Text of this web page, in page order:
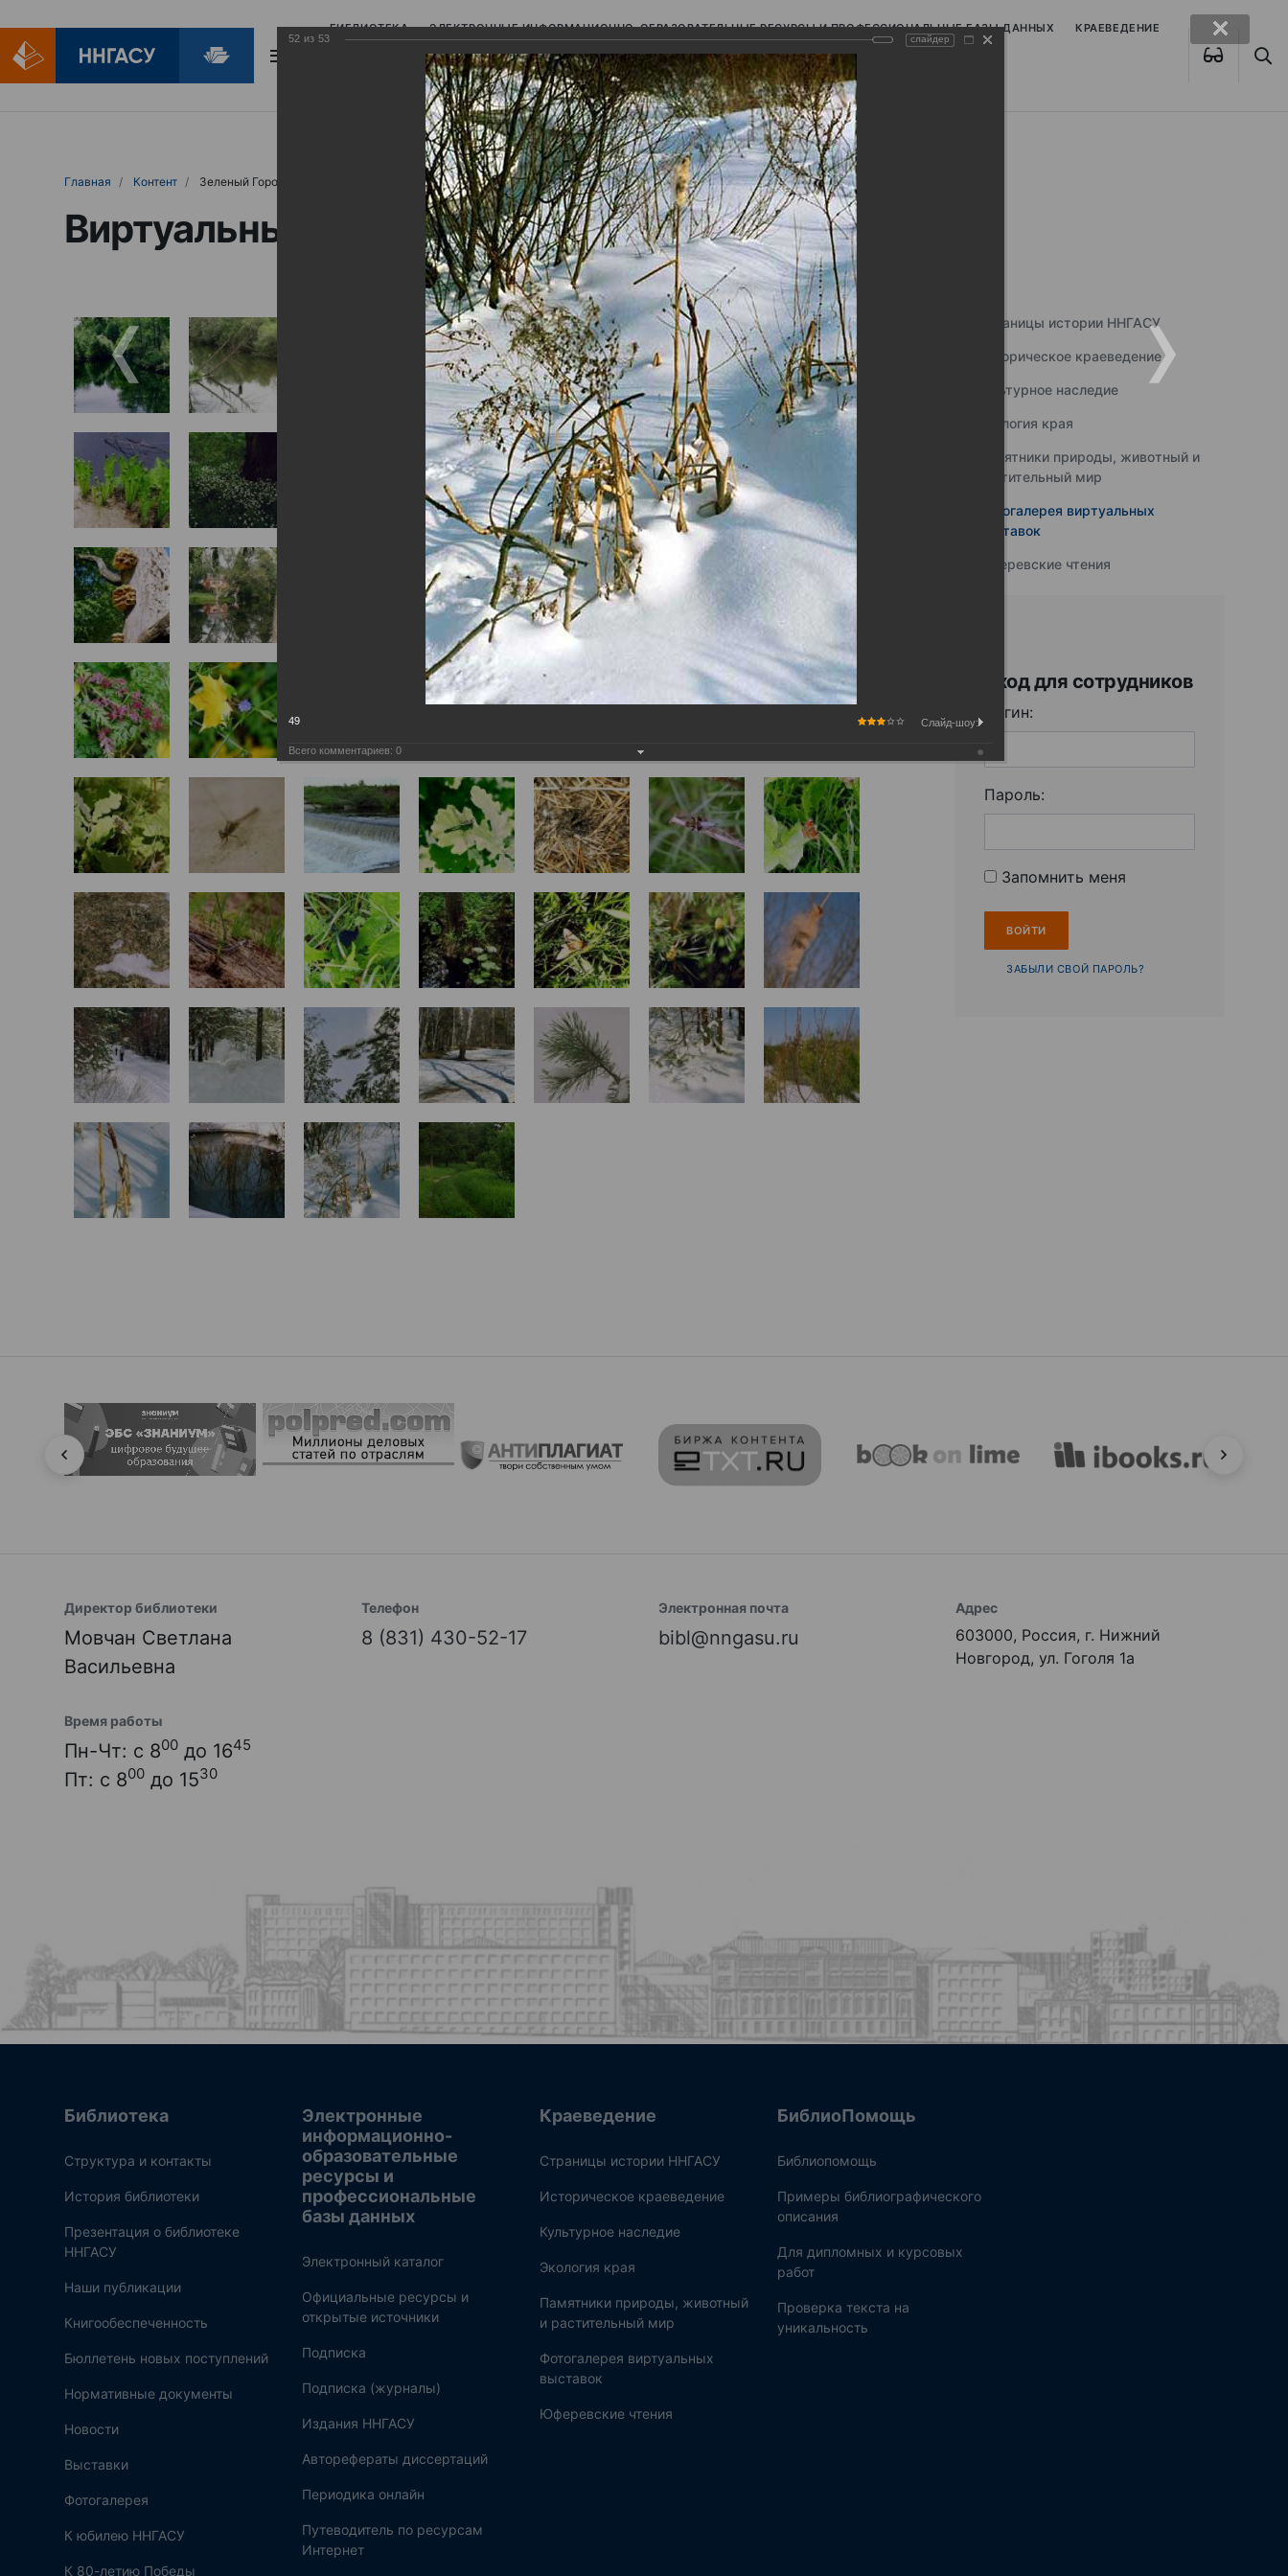
БИБЛИОТЕКА ЭЛЕКТРОННЫЕ ИНФОРМАЦИОННО-ОБРАЗОВАТЕЛЬНЫЕ РЕСУРСЫ И ПРОФЕССИОНАЛЬНЫЕ БАЗЫ ДАННЫХ КРАЕВЕДЕНИЕ
БИБЛИОПОМОЩЬ
Главная Контент Зеленый Город
Виртуальные выставки (фотоальбомы)
Страницы истории ННГАСУ
Историческое краеведение
Культурное наследие
Экология края
Памятники природы, животный и
растительный мир
Фотогалерея виртуальных
выставок
Юферевские чтения
Вход для сотрудников
Логин:
Пароль:
Запомнить меня
ЗАБЫЛИ СВОЙ ПАРОЛЬ?
Директор библиотеки
Мовчан Светлана
Васильевна
Телефон
8 (831) 430-52-17
Электронная почта
bibl@nngasu.ru
Адрес
603000, Россия, г. Нижний
Новгород, ул. Гоголя 1а
Время работы
Пн-Чт: с 800 до 1645
Пт: с 800 до 1530
Библиотека
Структура и контакты
История библиотеки
Презентация о библиотеке
ННГАСУ
Наши публикации
Книгообеспеченность
Бюллетень новых поступлений
Нормативные документы
Новости
Выставки
Фотогалерея
К юбилею ННГАСУ
К 80-летию Победы
Электронные
информационно-
образовательные
ресурсы и
профессиональные
базы данных
Электронный каталог
Официальные ресурсы и
открытые источники
Подписка
Подписка (журналы)
Издания ННГАСУ
Авторефераты диссертаций
Периодика онлайн
Путеводитель по ресурсам
Интернет
Краеведение
Страницы истории ННГАСУ
Историческое краеведение
Культурное наследие
Экология края
Памятники природы, животный
и растительный мир
Фотогалерея виртуальных
выставок
Юферевские чтения
БиблиоПомощь
Библиопомощь
Примеры библиографического
описания
Для дипломных и курсовых
работ
Проверка текста на
уникальность
52 из 53 слайдер
49 Слайд-шоу:
Всего комментариев: 0